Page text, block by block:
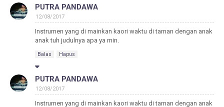
PUTRA PANDAWA
12/08/2017
Instrumen yang di mainkan kaori waktu di taman dengan anak
anak tuh judulnya apa ya min.
Balas Hapus
PUTRA PANDAWA
12/08/2017
Instrumen yang di mainkan kaori waktu di taman dengan anak